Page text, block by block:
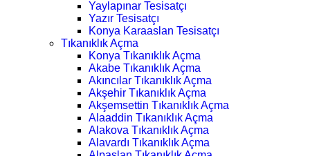
Yaylapınar Tesisatçı
Yazır Tesisatçı
Konya Karaaslan Tesisatçı
Tıkanıklık Açma
Konya Tıkanıklık Açma
Akabe Tıkanıklık Açma
Akıncılar Tıkanıklık Açma
Akşehir Tıkanıklık Açma
Akşemsettin Tıkanıklık Açma
Alaaddin Tıkanıklık Açma
Alakova Tıkanıklık Açma
Alavardı Tıkanıklık Açma